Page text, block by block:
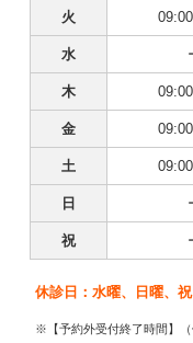
火
水
木
金
土
日
祝
休診日：水曜、日曜、祝
※【予約外受付終了時間】